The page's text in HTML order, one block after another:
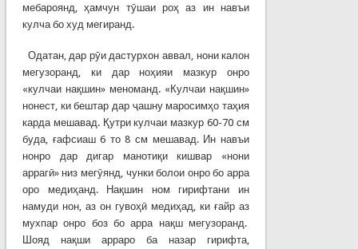
мебароянд, ҳамчун тӯшаи роҳ аз ин навъи
кулча бо худ мегиранд.
Одатан, дар рӯи дастурхон аввал, нони калон
мегузоранд, ки дар ноҳияи мазкур онро
«кулчаи нақшин» меноманд. «Кулчаи нақшин»
нонест, ки бештар дар ҷашну маросимҳо таҳия
карда мешавад. Қутри кулчаи мазкур 60-70 см
буда, ғафсиаш 6 то 8 см мешавад. Ин навъи
нонро дар дигар манотиқи кишвар «нони
аррагӣ» низ мегӯянд, чунки болои онро бо арра
оро медиҳанд. Нақшин ном гирифтани ин
намуди нон, аз он гувоҳӣ медиҳад, ки ғайр аз
мухпар онро боз бо арра нақш мегузоранд.
Шояд нақши арраро ба назар гирифта,